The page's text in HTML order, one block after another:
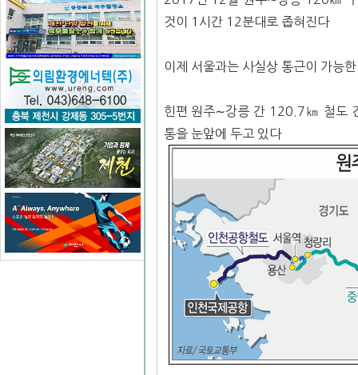
것이 1시간 12분대로 좁혀진다
이제 서울과는 사실상 통근이 가능
힌편 원주∼강릉 간 120.7㎞ 철도
통을 눈앞에 두고 있다